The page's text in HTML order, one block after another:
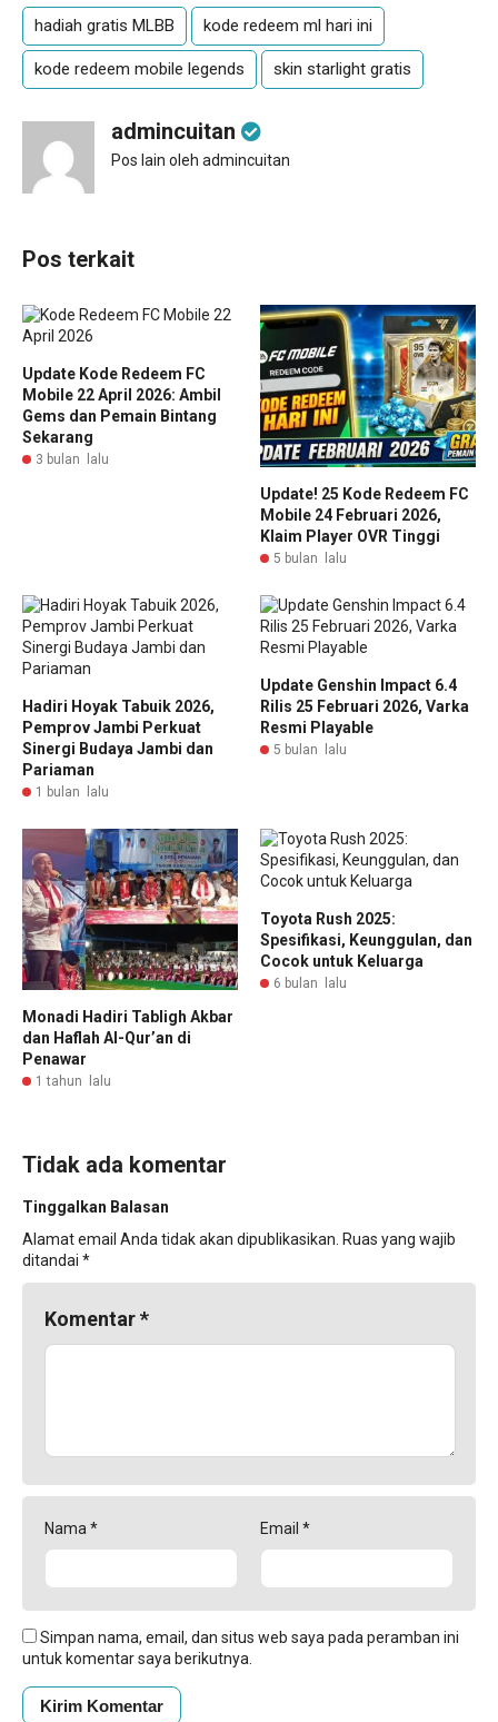
hadiah gratis MLBB kode redeem ml hari ini
kode redeem mobile legends skin starlight gratis
admincuitan
Pos lain oleh admincuitan
Pos terkait
Update Kode Redeem FC
Mobile 22 April 2026: Ambil
Gems dan Pemain Bintang
Sekarang
3 bulan lalu
Update! 25 Kode Redeem FC
Mobile 24 Februari 2026,
Klaim Player OVR Tinggi
5 bulan lalu
Hadiri Hoyak Tabuik 2026,
Pemprov Jambi Perkuat
Sinergi Budaya Jambi dan
Pariaman
1 bulan lalu
Update Genshin Impact 6.4
Rilis 25 Februari 2026, Varka
Resmi Playable
5 bulan lalu
Monadi Hadiri Tabligh Akbar
dan Haflah Al-Qur’an di
Penawar
1 tahun lalu
Toyota Rush 2025:
Spesifikasi, Keunggulan, dan
Cocok untuk Keluarga
6 bulan lalu
Tidak ada komentar
Tinggalkan Balasan
Alamat email Anda tidak akan dipublikasikan. Ruas yang wajib
ditandai *
Komentar*
Nama * Email *
Simpan nama, email, dan situs web saya pada peramban ini
untuk komentar saya berikutnya.